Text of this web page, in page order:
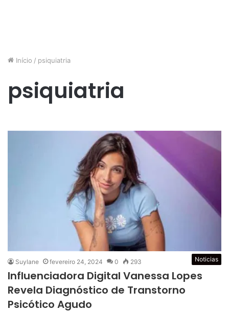
Início / psiquiatria
psiquiatria
Noticias
Suylane fevereiro 24, 2024 0 293
Influenciadora Digital Vanessa Lopes
Revela Diagnóstico de Transtorno
Psicótico Agudo